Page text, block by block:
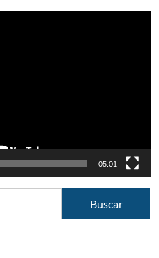
05:01